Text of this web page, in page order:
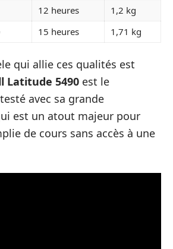
12 heures
1,2 kg
15 heures 1,71 kg
qui allie ces qualités est
Latitude 5490 est le
avec sa grande
est un atout majeur pour
de cours sans accès à une